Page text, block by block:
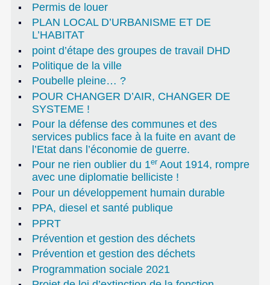
Permis de louer
PLAN LOCAL D’URBANISME ET DE
L’HABITAT
point d’étape des groupes de travail DHD
Politique de la ville
Poubelle pleine… ?
POUR CHANGER D’AIR, CHANGER DE
SYSTEME !
Pour la défense des communes et des
services publics face à la fuite en avant de
l’Etat dans l’économie de guerre.
Pour ne rien oublier du 1erAout 1914, rompre
avec une diplomatie belliciste !
Pour un développement humain durable
PPA, diesel et santé publique
PPRT
Prévention et gestion des déchets
Prévention et gestion des déchets
Programmation sociale 2021